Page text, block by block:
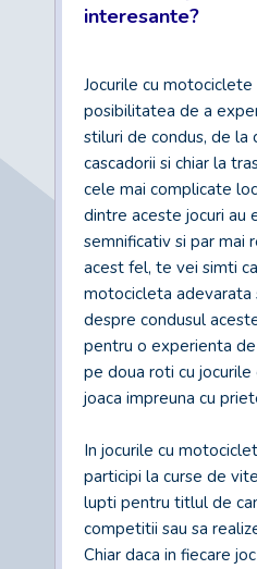
interesante?
Jocurile cu
posibilitatea de a
stiluri de condus, de la
cascadorii si chiar la
cele mai complicate
dintre aceste jocuri au
semnificativ si par mai
acest fel, te vei simti
motocicleta adevarata
despre condusul
pentru o experienta
pe doua roti cu
joaca impreuna cu
In jocurile cu
participi la curse de
lupti pentru titlul de
competitii sau sa
Chiar daca in fiecare